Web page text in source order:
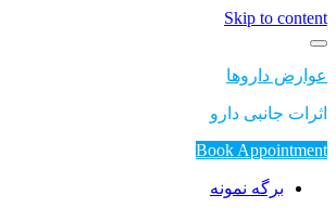
Skip to content
عوارض داروها
اثرات جانبی دارو
Book Appointment
برگه نمونه